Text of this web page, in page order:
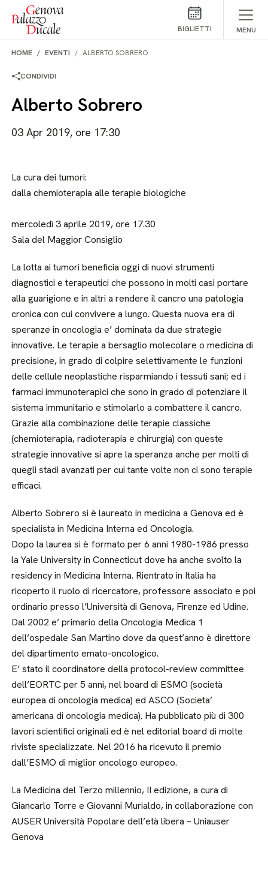
Salta al contenuto
BIGLIETTI MENU
HOME EVENTI ALBERTO SOBRERO
CONDIVIDI
Alberto Sobrero
03 Apr 2019, ore 17:30
La cura dei tumori:
dalla chemioterapia alle terapie biologiche
mercoledì 3 aprile 2019, ore 17.30
Sala del Maggior Consiglio
La lotta ai tumori beneficia oggi di nuovi strumenti
diagnostici e terapeutici che possono in molti casi portare
alla guarigione e in altri a rendere il cancro una patologia
cronica con cui convivere a lungo. Questa nuova era di
speranze in oncologia e’ dominata da due strategie
innovative. Le terapie a bersaglio molecolare o medicina di
precisione, in grado di colpire selettivamente le funzioni
delle cellule neoplastiche risparmiando i tessuti sani; ed i
farmaci immunoterapici che sono in grado di potenziare il
sistema immunitario e stimolarlo a combattere il cancro.
Grazie alla combinazione delle terapie classiche
(chemioterapia, radioterapia e chirurgia) con queste
strategie innovative si apre la speranza anche per molti di
quegli stadi avanzati per cui tante volte non ci sono terapie
efficaci.
Alberto Sobrero si è laureato in medicina a Genova ed è
specialista in Medicina Interna ed Oncologia.
Dopo la laurea si è formato per 6 anni 1980-1986 presso
la Yale University in Connecticut dove ha anche svolto la
residency in Medicina Interna. Rientrato in Italia ha
ricoperto il ruolo di ricercatore, professore associato e poi
ordinario presso l’Università di Genova, Firenze ed Udine.
Dal 2002 e’ primario della Oncologia Medica 1
dell’ospedale San Martino dove da quest’anno è direttore
del dipartimento emato-oncologico.
E’ stato il coordinatore della protocol-review committee
dell’EORTC per 5 anni, nel board di ESMO (società
europea di oncologia medica) ed ASCO (Societa’
americana di oncologia medica). Ha pubblicato più di 300
lavori scientifici originali ed è nel editorial board di molte
riviste specializzate. Nel 2016 ha ricevuto il premio
dall’ESMO di miglior oncologo europeo.
La Medicina del Terzo millennio, II edizione, a cura di
Giancarlo Torre e Giovanni Murialdo, in collaborazione con
AUSER Università Popolare dell’età libera – Uniauser
Genova